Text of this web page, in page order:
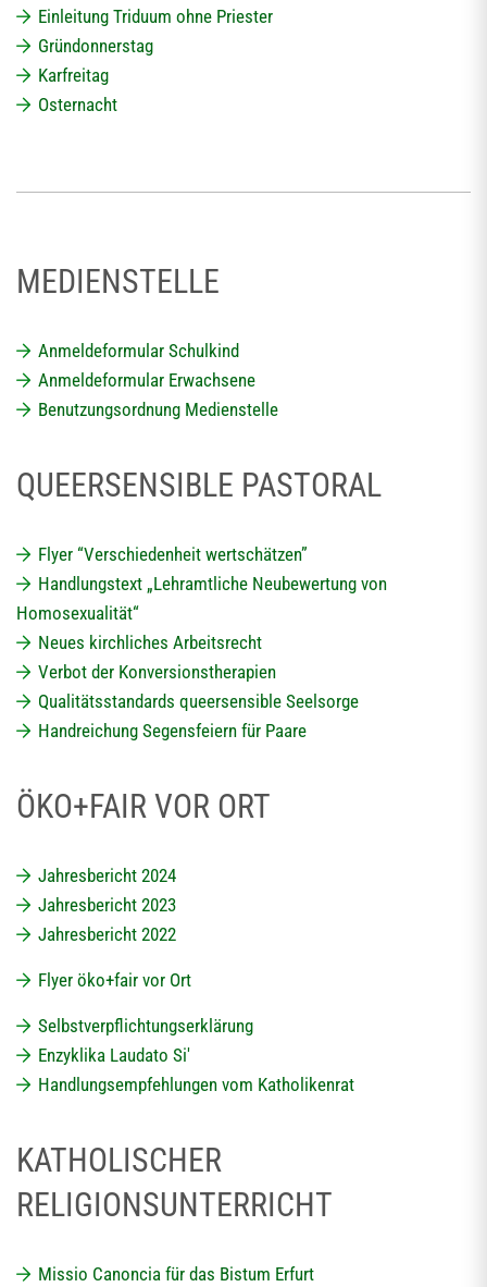
Einleitung Triduum ohne Priester
Gründonnerstag
Karfreitag
Osternacht
MEDIENSTELLE
Anmeldeformular Schulkind
Anmeldeformular Erwachsene
Benutzungsordnung Medienstelle
QUEERSENSIBLE PASTORAL
Flyer “Verschiedenheit wertschätzen”
Handlungstext „Lehramtliche Neubewertung von
Homosexualität“
Neues kirchliches Arbeitsrecht
Verbot der Konversionstherapien
Qualitätsstandards queersensible Seelsorge
Handreichung Segensfeiern für Paare
ÖKO+FAIR VOR ORT
Jahresbericht 2024
Jahresbericht 2023
Jahresbericht 2022
Flyer öko+fair vor Ort
Selbstverpflichtungserklärung
Enzyklika Laudato Si'
Handlungsempfehlungen vom Katholikenrat
KATHOLISCHER
RELIGIONSUNTERRICHT
Missio Canoncia für das Bistum Erfurt